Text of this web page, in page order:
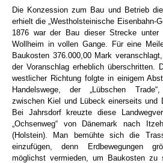
Die Konzession zum Bau und Betrieb
erhielt die „Westholsteinische Eisenbahn-
1876 war der Bau dieser Strecke unter
Wollheim in vollen Gange. Für eine
Baukosten 376.000,00 Mark
der Voranschlag erheblich überschritten.
westlicher Richtung folgte in einigem
Handelswege, der „Lübschen
zwischen Kiel und Lübeck einerseits und
Bei Jahrsdorf kreuzte diese
„Ochsenweg“ von Dänemark nach
(Holstein). Man bemühte sich die
einzufügen, denn Erdbewegungen
möglichst vermieden, um Baukosten zu